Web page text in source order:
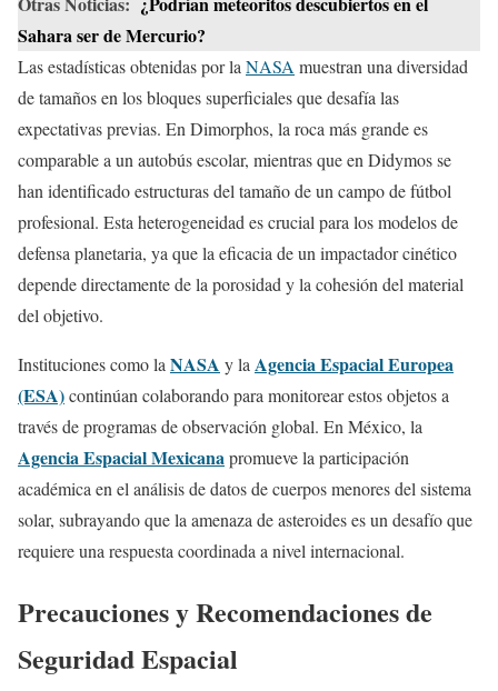
Sahara ser de Mercurio?
Las estadísticas obtenidas por laNASAmuestran una diversidad
de tamaños en los bloques superficiales que desafía las
expectativas previas. En Dimorphos, la roca más grande es
comparable a un autobús escolar, mientras que en Didymos se
han identificado estructuras del tamaño de un campo de fútbol
profesional. Esta heterogeneidad es crucial para los modelos de
defensa planetaria, ya que la eficacia de un impactador cinético
depende directamente de la porosidad y la cohesión del material
del objetivo.
Instituciones como laNASA y laAgencia Espacial Europea
(ESA)continúan colaborando para monitorear estos objetos a
través de programas de observación global. En México, la
Agencia Espacial Mexicanapromueve la participación
académica en el análisis de datos de cuerpos menores del sistema
solar, subrayando que la amenaza de asteroides es un desafío que
requiere una respuesta coordinada a nivel internacional.
Precauciones y Recomendaciones de
Seguridad Espacial